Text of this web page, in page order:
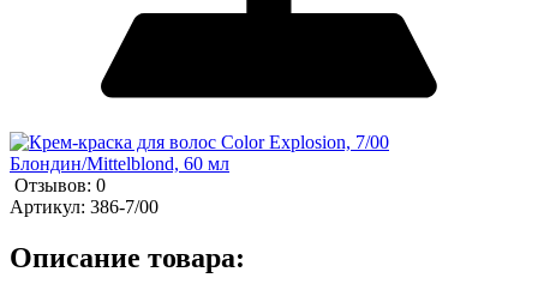
Отзывов: 0
Артикул: 386-7/00
Описание товара: